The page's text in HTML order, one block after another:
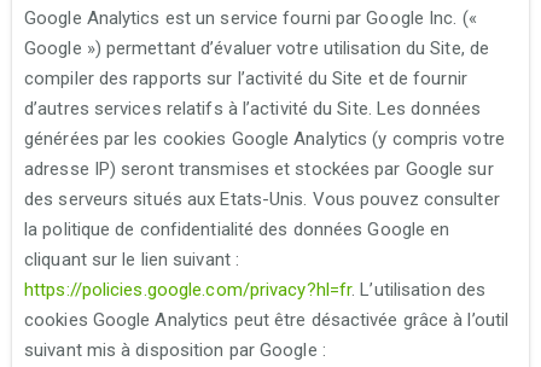
Google Analytics est un service fourni par Google Inc. («
Google ») permettant d’évaluer votre utilisation du Site, de
compiler des rapports sur l’activité du Site et de fournir
d’autres services relatifs à l’activité du Site. Les données
générées par les cookies Google Analytics (y compris votre
adresse IP) seront transmises et stockées par Google sur
des serveurs situés aux Etats-Unis. Vous pouvez consulter
la politique de confidentialité des données Google en
cliquant sur le lien suivant :
https://policies.google.com/privacy?hl=fr. L’utilisation des
cookies Google Analytics peut être désactivée grâce à l’outil
suivant mis à disposition par Google :